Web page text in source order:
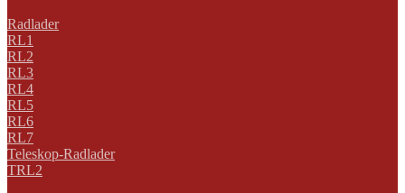
Radlader
RL1
RL2
RL3
RL4
RL5
RL6
RL7
Teleskop-Radlader
TRL2